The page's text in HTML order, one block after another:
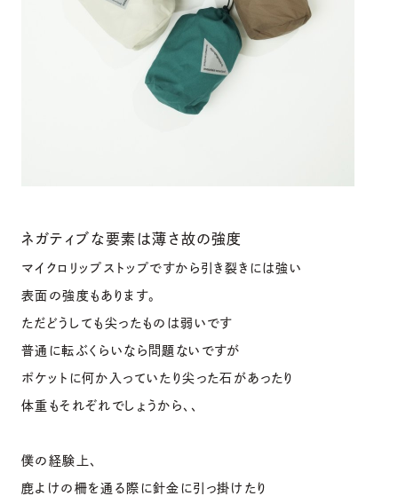
ネガティブな要素は薄さ故の強度
マイクロリップストップですから引き裂きには強い
表面の強度もあります。
ただどうしても尖ったものは弱いです
普通に転ぶくらいなら問題ないですが
ポケットに何か入っていたり尖った石があったり
体重もそれぞれでしょうから、、
僕の経験上、
鹿よけの柵を通る際に針金に引っ掛けたり